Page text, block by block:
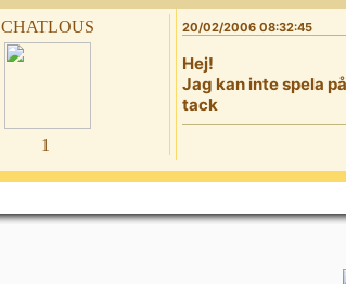
chatlous
1
20/02/2006 08:32:45
Hej!
Jag kan inte spela
tack